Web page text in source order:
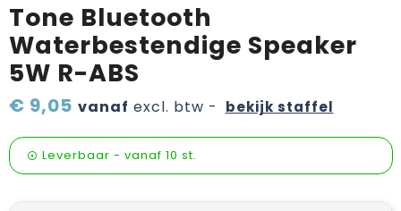
Tone Bluetooth
Waterbestendige Speaker
5W R-ABS
€ 9,05 vanaf excl. btw - bekijk staffel
Leverbaar - vanaf 10 st.